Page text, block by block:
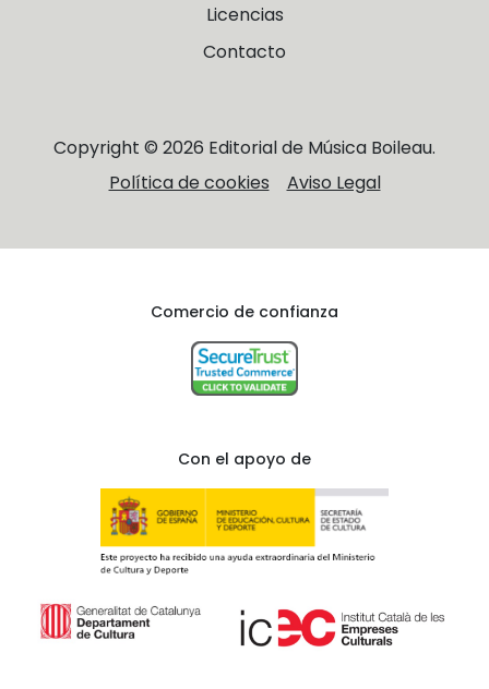
Licencias
Contacto
Copyright © 2026 Editorial de Música Boileau.
Política de cookies
Aviso Legal
Comercio de confianza
Con el apoyo de